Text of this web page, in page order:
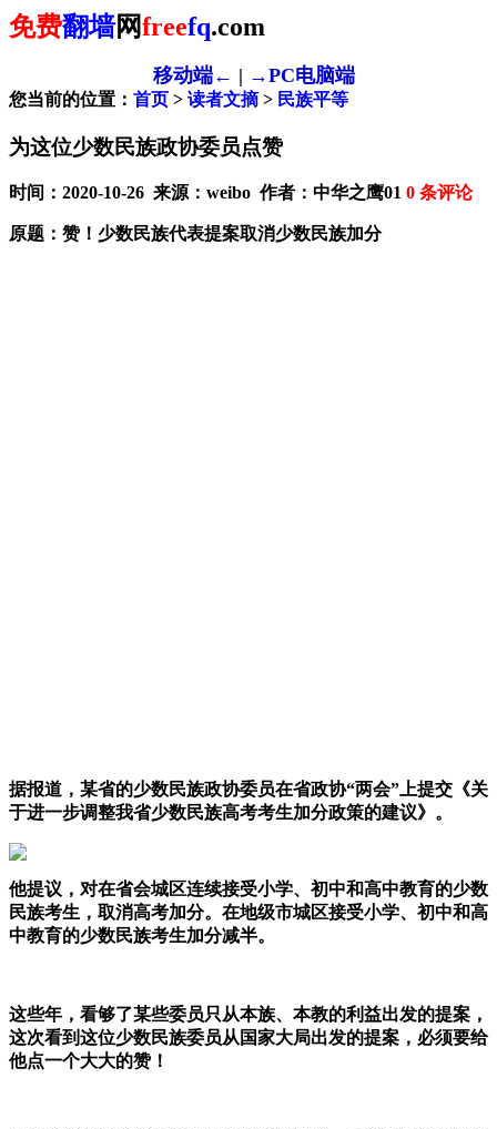
免费翻墙网freefq.com
移动端← | →PC电脑端
您当前的位置： 首页 > 读者文摘> 民族平等
为这位少数民族政协委员点赞
时间：2020-10-26 来源：weibo 作者：中华之鹰01 0 条评论
原题：赞！少数民族代表提案取消少数民族加分
据报道，某省的少数民族政协委员在省政协“两会”上提交《关
于进一步调整我省少数民族高考考生加分政策的建议》。
他提议，对在省会城区连续接受小学、初中和高中教育的少数
民族考生，取消高考加分。在地级市城区接受小学、初中和高
中教育的少数民族考生加分减半。
这些年，看够了某些委员只从本族、本教的利益出发的提案，
这次看到这位少数民族委员从国家大局出发的提案，必须要给
他点一个大大的赞！